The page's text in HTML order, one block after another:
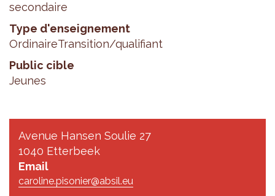
secondaire
Type d'enseignement
OrdinaireTransition/qualifiant
Public cible
Jeunes
Avenue Hansen Soulie 27
1040 Etterbeek
Email
caroline.pisonier@absil.eu